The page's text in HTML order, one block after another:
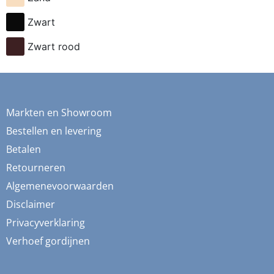
fietsen
flessen
fresia
ganzen
gemberkoekjes
geometrisch
ginko
gnome
grafisch
Zwart
Zwart rood
Markten en Showroom
Bestellen en levering
Betalen
Retourneren
Algemenevoorwaarden
Disclaimer
Privacyverklaring
Verhoef gordijnen